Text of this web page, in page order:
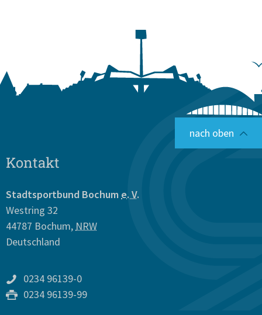
nach oben
Kontakt
Stadtsportbund Bochum e. V.
Westring 32
44787 Bochum, NRW
Deutschland
0234 96139-0
0234 96139-99